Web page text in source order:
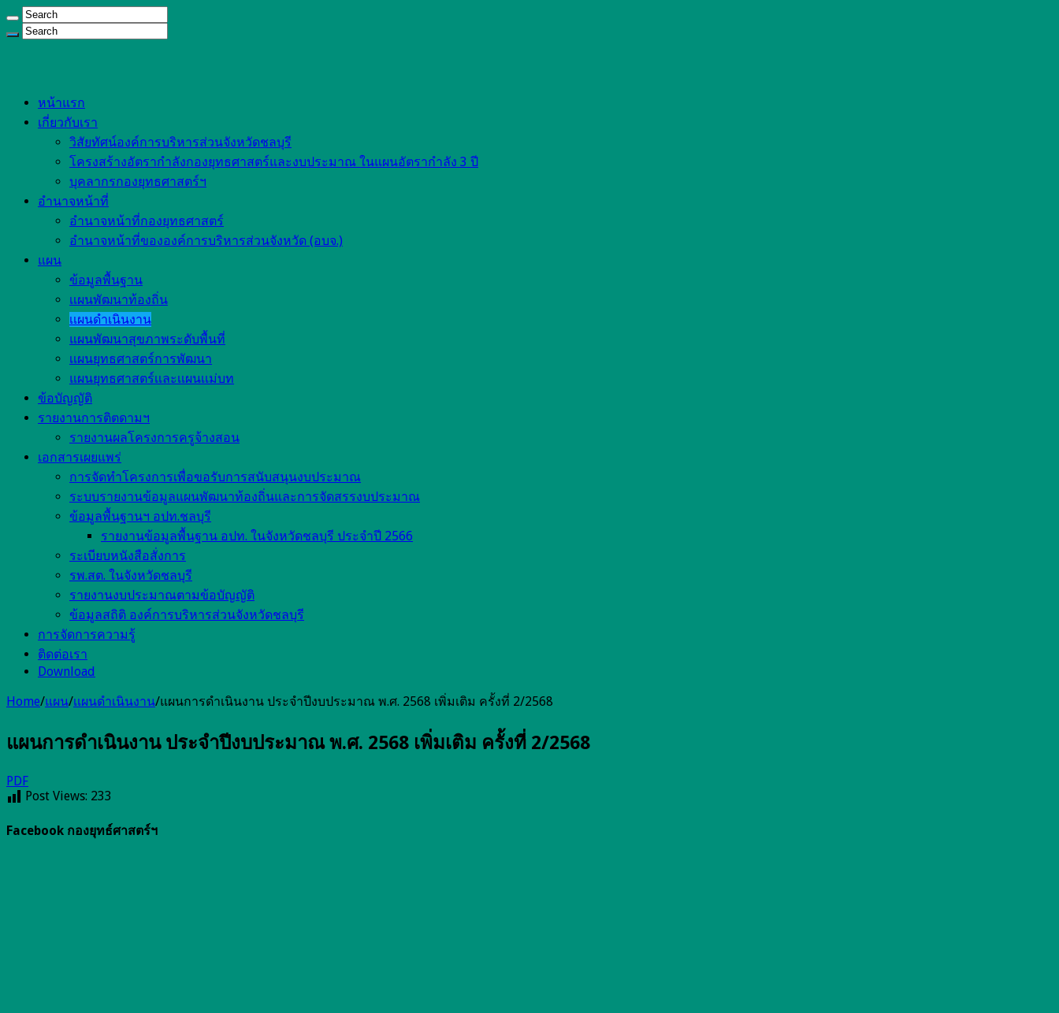
หน้าแรก
เกี่ยวกับเรา
วิสัยทัศน์องค์การบริหารส่วนจังหวัดชลบุรี
โครงสร้างอัตรากำลังกองยุทธศาสตร์และงบประมาณ ในแผนอัตรากำลัง 3 ปี
บุคลากรกองยุทธศาสตร์ฯ
อำนาจหน้าที่
อำนาจหน้าที่กองยุทธศาสตร์
อำนาจหน้าที่ขององค์การบริหารส่วนจังหวัด (อบจ.)
แผน
ข้อมูลพื้นฐาน
เเผนพัฒนาท้องถิ่น
เเผนดำเนินงาน
แผนพัฒนาสุขภาพระดับพื้นที่
เเผนยุทธศาสตร์การพัฒนา
แผนยุทธศาสตร์เเละเเผนเเม่บท
ข้อบัญญัติ
รายงานการติตดามฯ
รายงานผลโครงการครูจ้างสอน
เอกสารเผยแพร่
การจัดทำโครงการเพื่อขอรับการสนับสนุนงบประมาณ
ระบบรายงานข้อมูลแผนพัฒนาท้องถิ่นและการจัดสรรงบประมาณ
ข้อมูลพื้นฐานฯ อปท.ชลบุรี
รายงานข้อมูลพื้นฐาน อปท. ในจังหวัดชลบุรี ประจำปี 2566
ระเบียบหนังสือสั่งการ
รพ.สต. ในจังหวัดชลบุรี
รายงานงบประมาณตามข้อบัญญัติ
ข้อมูลสถิติ องค์การบริหารส่วนจังหวัดชลบุรี
การจัดการความรู้
ติดต่อเรา
Download
Home/แผน/เเผนดำเนินงาน/แผนการดำเนินงาน ประจำปีงบประมาณ พ.ศ. 2568 เพิ่มเติม ครั้งที่ 2/2568
แผนการดำเนินงาน ประจำปีงบประมาณ พ.ศ. 2568 เพิ่มเติม ครั้งที่ 2/2568
PDF
Post Views: 233
Facebook กองยุทธ์ศาสตร์ฯ